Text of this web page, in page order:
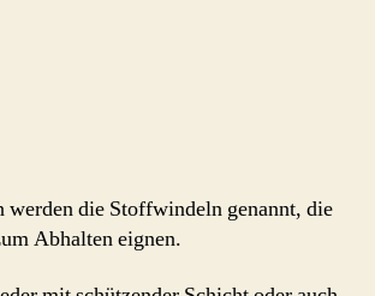
die Stoffwindeln genannt, die
Abhalten eignen.